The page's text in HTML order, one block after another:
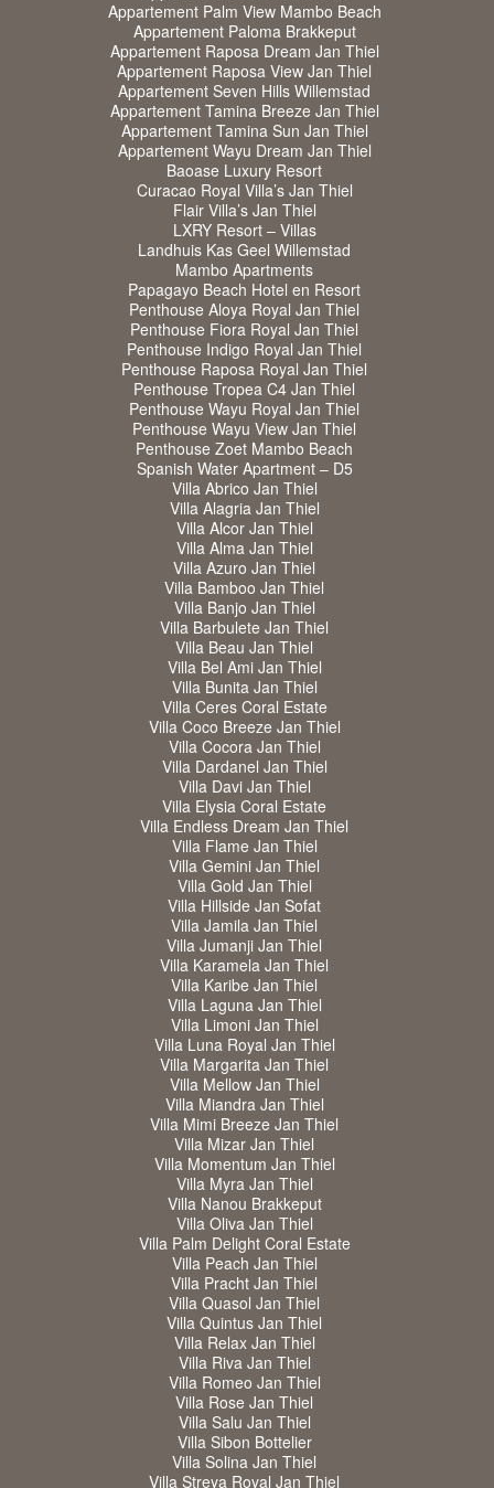
Appartement Palm View Mambo Beach
Appartement Paloma Brakkeput
Appartement Raposa Dream Jan Thiel
Appartement Raposa View Jan Thiel
Appartement Seven Hills Willemstad
Appartement Tamina Breeze Jan Thiel
Appartement Tamina Sun Jan Thiel
Appartement Wayu Dream Jan Thiel
Baoase Luxury Resort
Curacao Royal Villa’s Jan Thiel
Flair Villa’s Jan Thiel
LXRY Resort – Villas
Landhuis Kas Geel Willemstad
Mambo Apartments
Papagayo Beach Hotel en Resort
Penthouse Aloya Royal Jan Thiel
Penthouse Fiora Royal Jan Thiel
Penthouse Indigo Royal Jan Thiel
Penthouse Raposa Royal Jan Thiel
Penthouse Tropea C4 Jan Thiel
Penthouse Wayu Royal Jan Thiel
Penthouse Wayu View Jan Thiel
Penthouse Zoet Mambo Beach
Spanish Water Apartment – D5
Villa Abrico Jan Thiel
Villa Alagria Jan Thiel
Villa Alcor Jan Thiel
Villa Alma Jan Thiel
Villa Azuro Jan Thiel
Villa Bamboo Jan Thiel
Villa Banjo Jan Thiel
Villa Barbulete Jan Thiel
Villa Beau Jan Thiel
Villa Bel Ami Jan Thiel
Villa Bunita Jan Thiel
Villa Ceres Coral Estate
Villa Coco Breeze Jan Thiel
Villa Cocora Jan Thiel
Villa Dardanel Jan Thiel
Villa Davi Jan Thiel
Villa Elysia Coral Estate
Villa Endless Dream Jan Thiel
Villa Flame Jan Thiel
Villa Gemini Jan Thiel
Villa Gold Jan Thiel
Villa Hillside Jan Sofat
Villa Jamila Jan Thiel
Villa Jumanji Jan Thiel
Villa Karamela Jan Thiel
Villa Karibe Jan Thiel
Villa Laguna Jan Thiel
Villa Limoni Jan Thiel
Villa Luna Royal Jan Thiel
Villa Margarita Jan Thiel
Villa Mellow Jan Thiel
Villa Miandra Jan Thiel
Villa Mimi Breeze Jan Thiel
Villa Mizar Jan Thiel
Villa Momentum Jan Thiel
Villa Myra Jan Thiel
Villa Nanou Brakkeput
Villa Oliva Jan Thiel
Villa Palm Delight Coral Estate
Villa Peach Jan Thiel
Villa Pracht Jan Thiel
Villa Quasol Jan Thiel
Villa Quintus Jan Thiel
Villa Relax Jan Thiel
Villa Riva Jan Thiel
Villa Romeo Jan Thiel
Villa Rose Jan Thiel
Villa Salu Jan Thiel
Villa Sibon Bottelier
Villa Solina Jan Thiel
Villa Streya Royal Jan Thiel